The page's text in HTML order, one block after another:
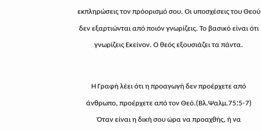
εκπληρώσεις τον πρόορισμό σου. Οι υποσχέσεις του Θεού
δεν εξαρτιώνται από ποιόν γνωρίζεις. Το βασικό είναι ότι
γνωρίζεις Εκείνον. Ο θεός εξουσιάζει τα πάντα.
Η Γραφή λέει ότι η προαγωγή δεν προέρχετε από
άνθρωπο, προέρχετε από τον Θεό.(Βλ.Ψαλμ.75:5-7)
Όταν είναι η δική σου ώρα να προαχθής, ή να